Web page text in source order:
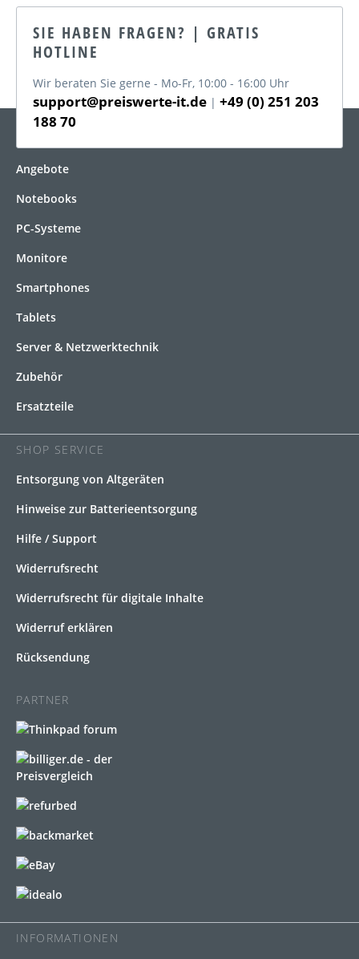
SIE HABEN FRAGEN? | GRATIS
HOTLINE
Wir beraten Sie gerne - Mo-Fr, 10:00 - 16:00 Uhr
support@preiswerte-it.de | +49 (0) 251 203
188 70
Angebote
Notebooks
PC-Systeme
Monitore
Smartphones
Tablets
Server & Netzwerktechnik
Zubehör
Ersatzteile
SHOP SERVICE
Entsorgung von Altgeräten
Hinweise zur Batterieentsorgung
Hilfe / Support
Widerrufsrecht
Widerrufsrecht für digitale Inhalte
Widerruf erklären
Rücksendung
PARTNER
INFORMATIONEN